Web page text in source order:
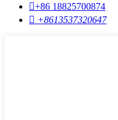
+86 18825700874
 +8613537320647